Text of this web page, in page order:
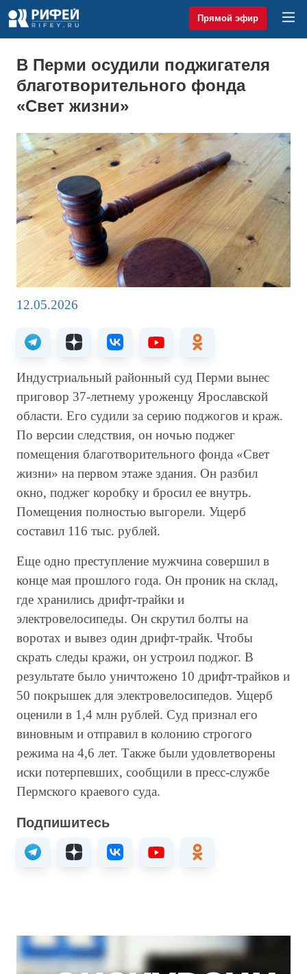
Прямой эфир
В Перми осудили поджигателя
благотворительного фонда
«Свет жизни»
12.05.2026
Индустриальный районный суд Перми вынес
приговор 37-летнему уроженцу Ярославской
области. Его судили за серию поджогов и краж.
По версии следствия, он ночью поджег
помещения благотворительного фонда «Свет
жизни» на первом этаже здания. Он разбил
окно, поджег коробку и бросил ее внутрь.
Помещения полностью выгорели. Ущерб
составил 116 тыс. рублей.
Еще одно преступление мужчина совершил в
конце мая прошлого года. Он проник на склад,
где хранились дрифт-трайки и
электровелосипеды. Он скрутил болты на
воротах и вывез один дрифт-трайк. Чтобы
скрать следы кражи, он устроил поджог. В
результате было уничтожено 10 дрифт-трайков и
50 покрышек для электровелосипедов. Ущерб
оценили в 1,4 млн рублей. Суд признал его
виновным и отправил в колонию строгого
режима на 4,6 лет. Также были удовлетворены
иски потерпевших, сообщили в пресс-службе
Пермского краевого суда.
Подпишитесь